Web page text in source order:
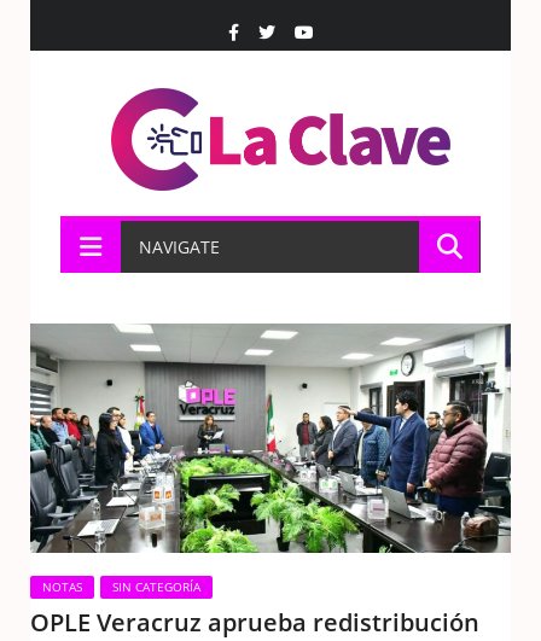
NAVIGATE
NOTAS SIN CATEGORÍA
OPLE Veracruz aprueba redistribución